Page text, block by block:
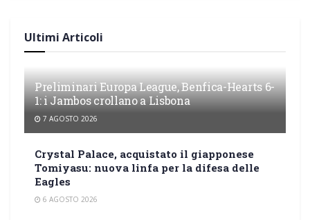
Ultimi Articoli
Preliminari Europa League, Benfica-Hearts 6-
1: i Jambos crollano a Lisbona
7 AGOSTO 2026
Crystal Palace, acquistato il giapponese
Tomiyasu: nuova linfa per la difesa delle
Eagles
6 AGOSTO 2026